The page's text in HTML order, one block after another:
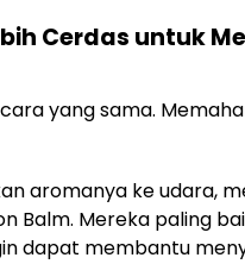
Cerdas untuk
yang sama.
aromanya ke udara,
Balm. Mereka paling
dapat membantu